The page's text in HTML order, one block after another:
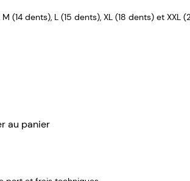
(14 dents), L (15 dents), XL (18 dents) et XXL
au panier